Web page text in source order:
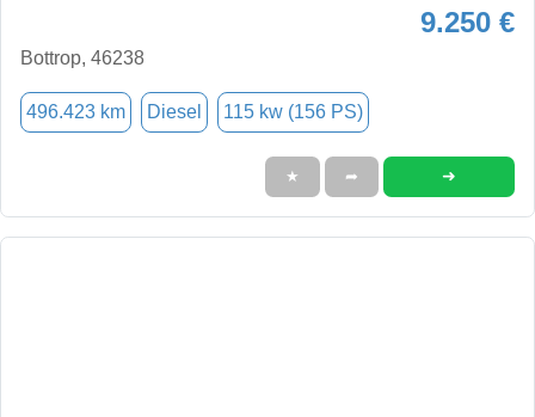
9.250 €
Bottrop, 46238
496.423 km Diesel 115 kw (156 PS)
★ ➦ ➜